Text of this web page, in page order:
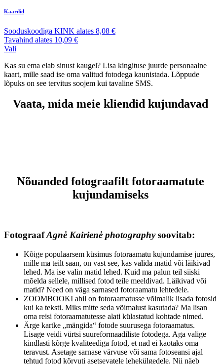
Kaardid
Sooduskoodiga KINK alates 8,08 €
Tavahind alates 10,09 €
Vali
Kas su ema elab sinust kaugel? Lisa kingituse juurde personaalne
kaart, mille saad ise oma valitud fotodega kaunistada. Lõppude
lõpuks on see tervitus soojem kui tavaline SMS.
Vaata, mida meie kliendid kujundavad
Nõuanded fotograafilt fotoraamatute
kujundamiseks
FotograafAgnė Kairienė photographysoovitab:
Kõige populaarsem küsimus fotoraamatu kujundamise juures,
mille ma teilt saan, on vast see, kas valida matid või läikivad
lehed. Ma ise valin matid lehed. Kuid ma palun teil siiski
mõelda sellele, millised fotod teile meeldivad. Läikivad või
matid? Need on väga sarnased fotoraamatu lehtedele.
ZOOMBOOKI abil on fotoraamatusse võimalik lisada fotosid
kui ka teksti. Miks mitte seda võimalust kasutada? Ma lisan
oma reisi fotoraamatutesse alati külastatud kohtade nimed.
Ärge kartke „mängida“ fotode suurusega fotoraamatus.
Lisage veidi vürtsi suureformaadiliste fotodega. Aga valige
kindlasti kõrge kvaliteediga fotod, et nad ei kaotaks oma
teravust. Asetage sarnase värvuse või sama fotoseansi ajal
tehtud fotod kõrvuti asetsevatele lehekülgedele. Nii näeb